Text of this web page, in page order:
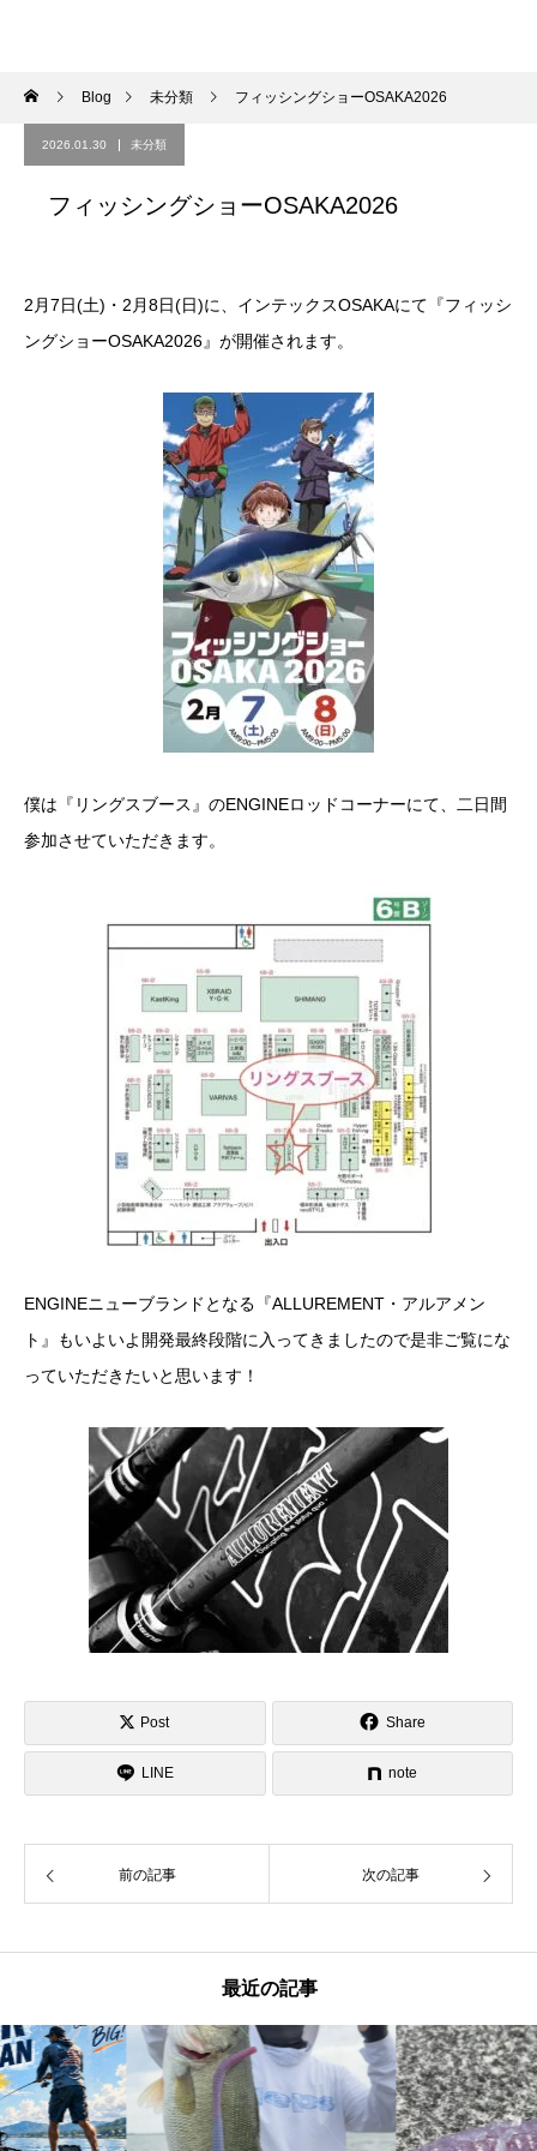
Blog 未分類 フィッシングショーOSAKA2026
2026.01.30 未分類
フィッシングショーOSAKA2026
2月7日(土)・2月8日(日)に、インテックスOSAKAにて『フィッシ
ングショーOSAKA2026』が開催されます。
僕は『リングスブース』のENGINEロッドコーナーにて、二日間
参加させていただきます。
ENGINEニューブランドとなる『ALLUREMENT・アルアメン
ト』もいよいよ開発最終段階に入ってきましたので是非ご覧にな
っていただきたいと思います！
Post Share
LINE note
前の記事 次の記事
最近の記事